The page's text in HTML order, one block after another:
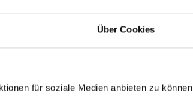
Über Cookies
für soziale Medien anbieten zu können